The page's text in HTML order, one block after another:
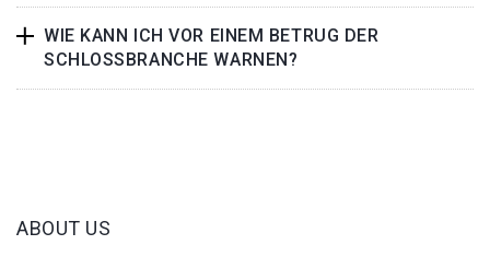
WIE KANN ICH VOR EINEM BETRUG DER
SCHLOSSBRANCHE WARNEN?
ABOUT US